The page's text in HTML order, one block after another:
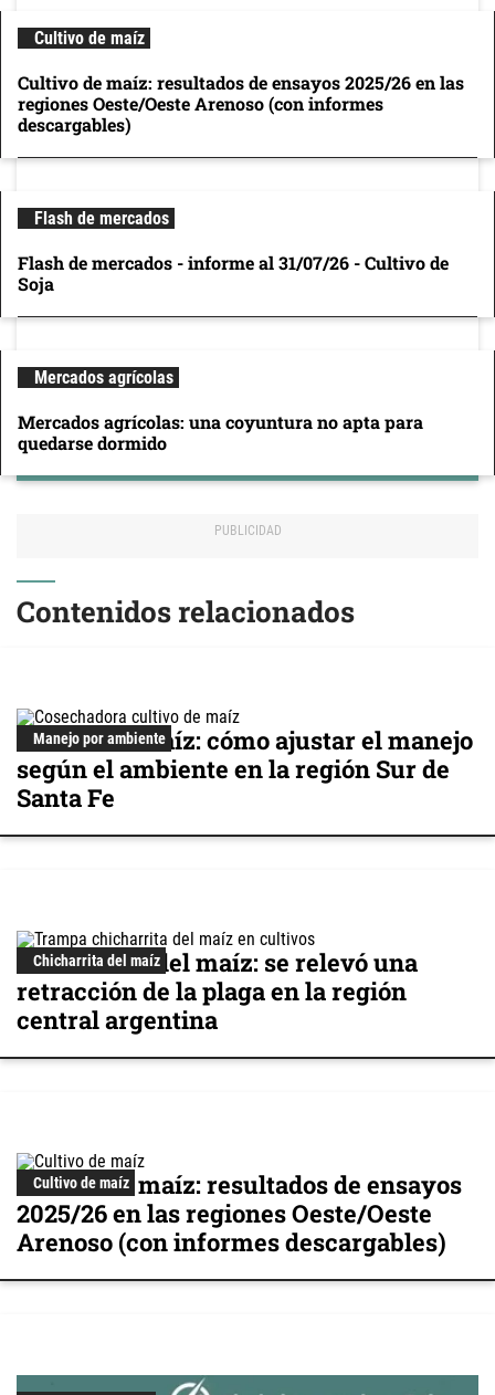
Cultivo de maíz
Cultivo de maíz: resultados de ensayos 2025/26 en las
regiones Oeste/Oeste Arenoso (con informes
descargables)
Flash de mercados
Flash de mercados - informe al 31/07/26 - Cultivo de
Soja
Mercados agrícolas
Mercados agrícolas: una coyuntura no apta para
quedarse dormido
Contenidos relacionados
Manejo por ambiente
Cultivo de maíz: cómo ajustar el manejo
según el ambiente en la región Sur de
Santa Fe
Chicharrita del maíz
Chicharrita del maíz: se relevó una
retracción de la plaga en la región
central argentina
Cultivo de maíz
Cultivo de maíz: resultados de ensayos
2025/26 en las regiones Oeste/Oeste
Arenoso (con informes descargables)